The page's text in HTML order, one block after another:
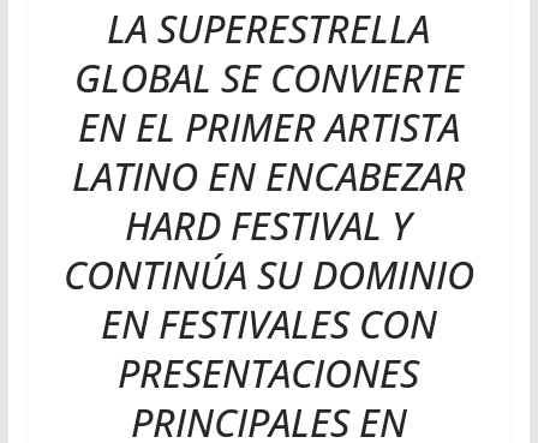
LA SUPERESTRELLA
GLOBAL SE CONVIERTE
EN EL PRIMER ARTISTA
LATINO EN ENCABEZAR
HARD FESTIVAL Y
CONTINÚA SU DOMINIO
EN FESTIVALES CON
PRESENTACIONES
PRINCIPALES EN